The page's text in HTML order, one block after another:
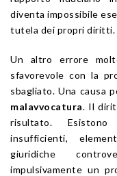
diventa impossibile
tutela dei propri diritti.
Un altro errore
sfavorevole con la
sbagliato. Una causa
malavvocatura. Il
risultato. Esistono
insufficienti,
giuridiche
impulsivamente un